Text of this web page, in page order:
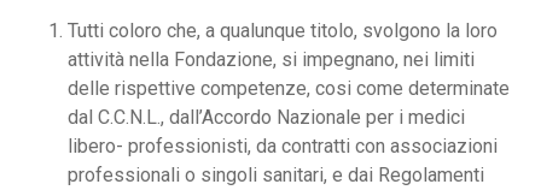
Tutti coloro che, a qualunque titolo, svolgono la loro
attività nella Fondazione, si impegnano, nei limiti
delle rispettive competenze, cosi come determinate
dal C.C.N.L., dall’Accordo Nazionale per i medici
libero- professionisti, da contratti con associazioni
professionali o singoli sanitari, e dai Regolamenti